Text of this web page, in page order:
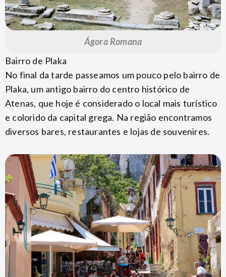
Ágora Romana
Bairro de Plaka
No final da tarde passeamos um pouco pelo bairro de
Plaka, um antigo bairro do centro histórico de
Atenas, que hoje é considerado o local mais turístico
e colorido da capital grega. Na região encontramos
diversos bares, restaurantes e lojas de souvenires.